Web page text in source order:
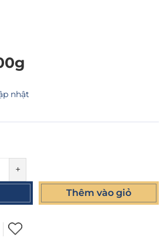
nhật
+
Thêm vào giỏ